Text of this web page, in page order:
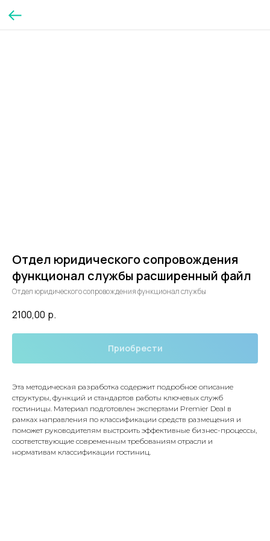
Отдел юридического сопровождения
функционал службы расширенный файл
Отдел юридического сопровождения функционал службы
2100,00 р.
Приобрести
Эта методическая разработка содержит подробное описание
структуры, функций и стандартов работы ключевых служб
гостиницы. Материал подготовлен экспертами Premier Deal в
рамках направления по классификации средств размещения и
поможет руководителям выстроить эффективные бизнес-процессы,
соответствующие современным требованиям отрасли и
нормативам классификации гостиниц.